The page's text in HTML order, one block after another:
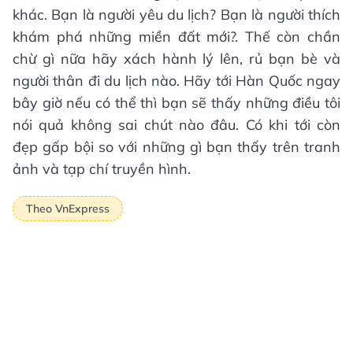
khác. Bạn là người yêu du lịch? Bạn là người thích
khám phá những miền đất mới?. Thế còn chần
chừ gì nữa hãy xách hành lý lên, rủ bạn bè và
người thân đi du lịch nào. Hãy tới Hàn Quốc ngay
bây giờ nếu có thể thì bạn sẽ thấy những điều tôi
nói quả không sai chút nào đâu. Có khi tới còn
đẹp gấp bội so với những gì bạn thấy trên tranh
ảnh và tạp chí truyền hình.
Theo VnExpress